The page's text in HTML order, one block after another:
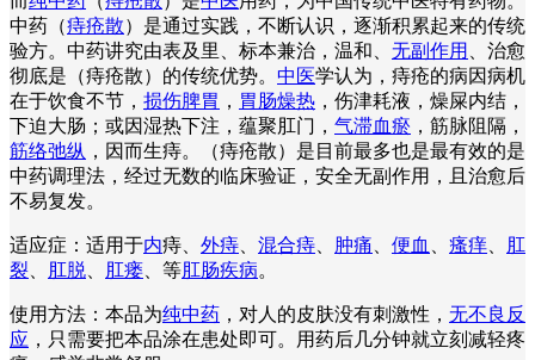
中药（痔疮散）是通过实践，不断认识，逐渐积累起来的传统
验方。中药讲究由表及里、标本兼治，温和、 无副作用
、治愈
彻底是（痔疮散）的传统优势。 中医学认为，痔疮的病因病机
在于饮食不节， 损伤脾胃 ， 胃肠燥热 ，伤津耗液，燥屎内结，
下迫大肠；或因湿热下注，蕴聚肛门， 气滞血瘀 ，筋脉阻隔，
筋络弛纵 ，因而生痔。（痔疮散）是目前最多也是最有效的是
中药调理法，经过无数的临床验证，安全无副作用，且治愈后
不易复发。
适应症：适用于内痔、 外痔 混合痔 肿痛 便血 瘙痒
肛
裂
肛脱 肛瘘 、等肛肠疾病。
使用方法：本品为纯中药 ，对人的皮肤没有刺激性， 无不良反
应 ，只需要把本品涂在患处即可。用药后几分钟就立刻减轻疼